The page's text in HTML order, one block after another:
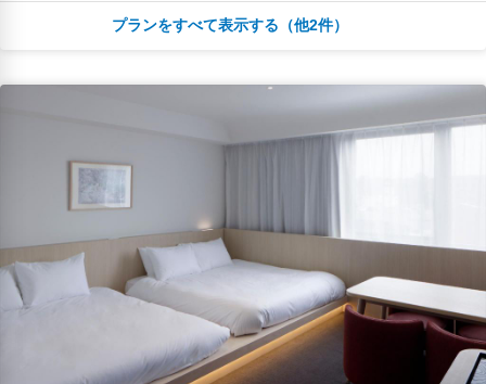
エクスプレスチェックイン 無料WiFi
税・サービス料 ￥6,761含む
965ポイント
予約に進む
エクスプレスチェックイン
税・サービス料 ￥7,164含む
1,023ポイント
2026年08月23日までキャンセル無料
キャンセルポリシー 予約に進む
プランをすべて表示する（他2件）